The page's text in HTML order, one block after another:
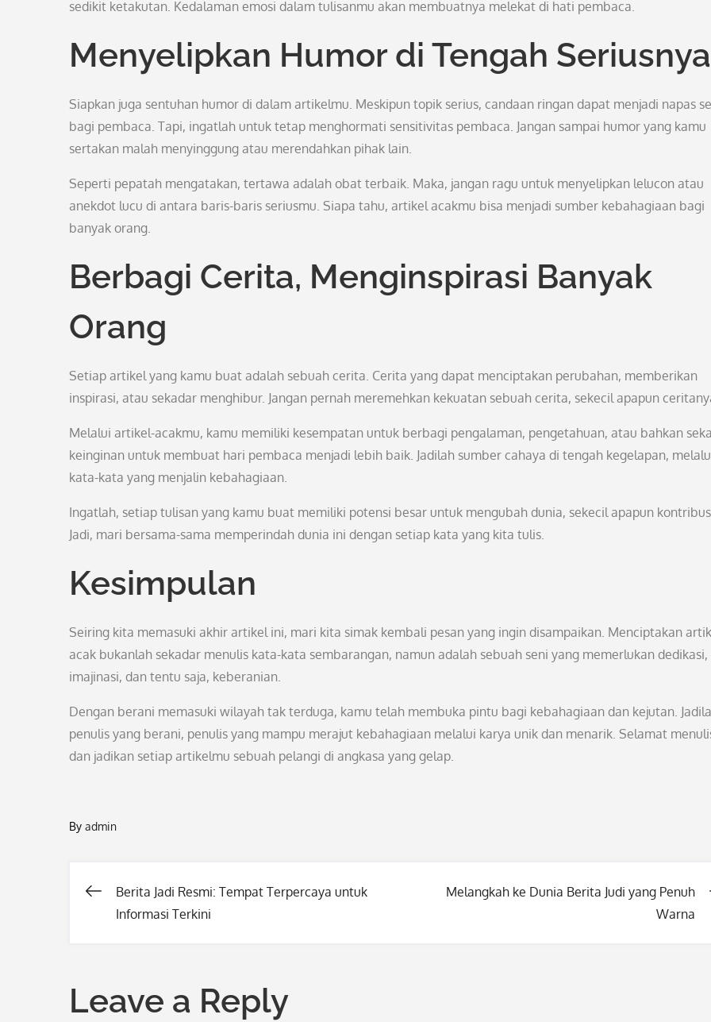
sedikit ketakutan. Kedalaman emosi dalam tulisanmu akan membuatnya melekat di hati pembaca.
Menyelipkan Humor di Tengah Seriusnya
Siapkan juga sentuhan humor di dalam artikelmu. Meskipun topik serius, candaan ringan dapat menjadi napas
bagi pembaca. Tapi, ingatlah untuk tetap menghormati sensitivitas pembaca. Jangan sampai humor yang kamu
sertakan malah menyinggung atau merendahkan pihak lain.
Seperti pepatah mengatakan, tertawa adalah obat terbaik. Maka, jangan ragu untuk menyelipkan lelucon atau
anekdot lucu di antara baris-baris seriusmu. Siapa tahu, artikel acakmu bisa menjadi sumber kebahagiaan bagi
banyak orang.
Berbagi Cerita, Menginspirasi Banyak
Orang
Setiap artikel yang kamu buat adalah sebuah cerita. Cerita yang dapat menciptakan perubahan, memberikan
inspirasi, atau sekadar menghibur. Jangan pernah meremehkan kekuatan sebuah cerita, sekecil apapun
Melalui artikel-acakmu, kamu memiliki kesempatan untuk berbagi pengalaman, pengetahuan, atau bahkan
keinginan untuk membuat hari pembaca menjadi lebih baik. Jadilah sumber cahaya di tengah kegelapan,
kata-kata yang menjalin kebahagiaan.
Ingatlah, setiap tulisan yang kamu buat memiliki potensi besar untuk mengubah dunia, sekecil apapun
Jadi, mari bersama-sama memperindah dunia ini dengan setiap kata yang kita tulis.
Kesimpulan
Seiring kita memasuki akhir artikel ini, mari kita simak kembali pesan yang ingin disampaikan. Menciptakan
acak bukanlah sekadar menulis kata-kata sembarangan, namun adalah sebuah seni yang memerlukan dedikasi,
imajinasi, dan tentu saja, keberanian.
Dengan berani memasuki wilayah tak terduga, kamu telah membuka pintu bagi kebahagiaan dan kejutan.
penulis yang berani, penulis yang mampu merajut kebahagiaan melalui karya unik dan menarik. Selamat
dan jadikan setiap artikelmu sebuah pelangi di angkasa yang gelap.
By admin
Post
Berita Jadi Resmi: Tempat Terpercaya untuk
Informasi Terkini
Melangkah ke Dunia Berita Judi yang Penuh
Warna
Leave a Reply